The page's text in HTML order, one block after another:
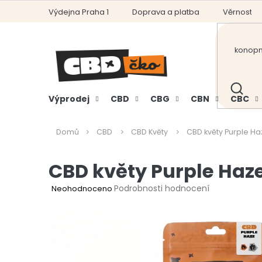
Výdejna Praha 1 Doprava a platba Věrnostní
HLEDAT
Výprodej CBD CBG CBN CBC
Domů CBD CBD Květy CBD květy Purple
CBD květy Purple
Průměrné
Neohodnoceno Podrobnosti hodnocení